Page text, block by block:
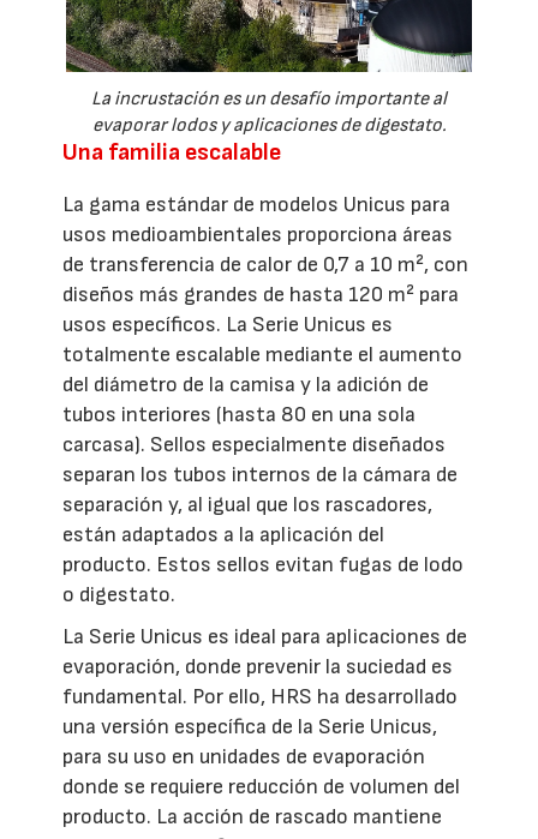
La incrustación es un desafío importante al
evaporar lodos y aplicaciones de digestato.
Una familia escalable
La gama estándar de modelos Unicus para
usos medioambientales proporciona áreas
de transferencia de calor de 0,7 a 10 m², con
diseños más grandes de hasta 120 m² para
usos específicos. La Serie Unicus es
totalmente escalable mediante el aumento
del diámetro de la camisa y la adición de
tubos interiores (hasta 80 en una sola
carcasa). Sellos especialmente diseñados
separan los tubos internos de la cámara de
separación y, al igual que los rascadores,
están adaptados a la aplicación del
producto. Estos sellos evitan fugas de lodo
o digestato.
La Serie Unicus es ideal para aplicaciones de
evaporación, donde prevenir la suciedad es
fundamental. Por ello, HRS ha desarrollado
una versión específica de la Serie Unicus,
para su uso en unidades de evaporación
donde se requiere reducción de volumen del
producto. La acción de rascado mantiene